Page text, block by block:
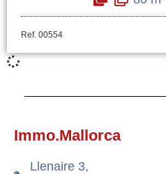
Ref. 00554
Immo.Mallorca
Llenaire 3,